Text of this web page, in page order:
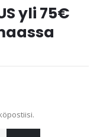
yli 75€